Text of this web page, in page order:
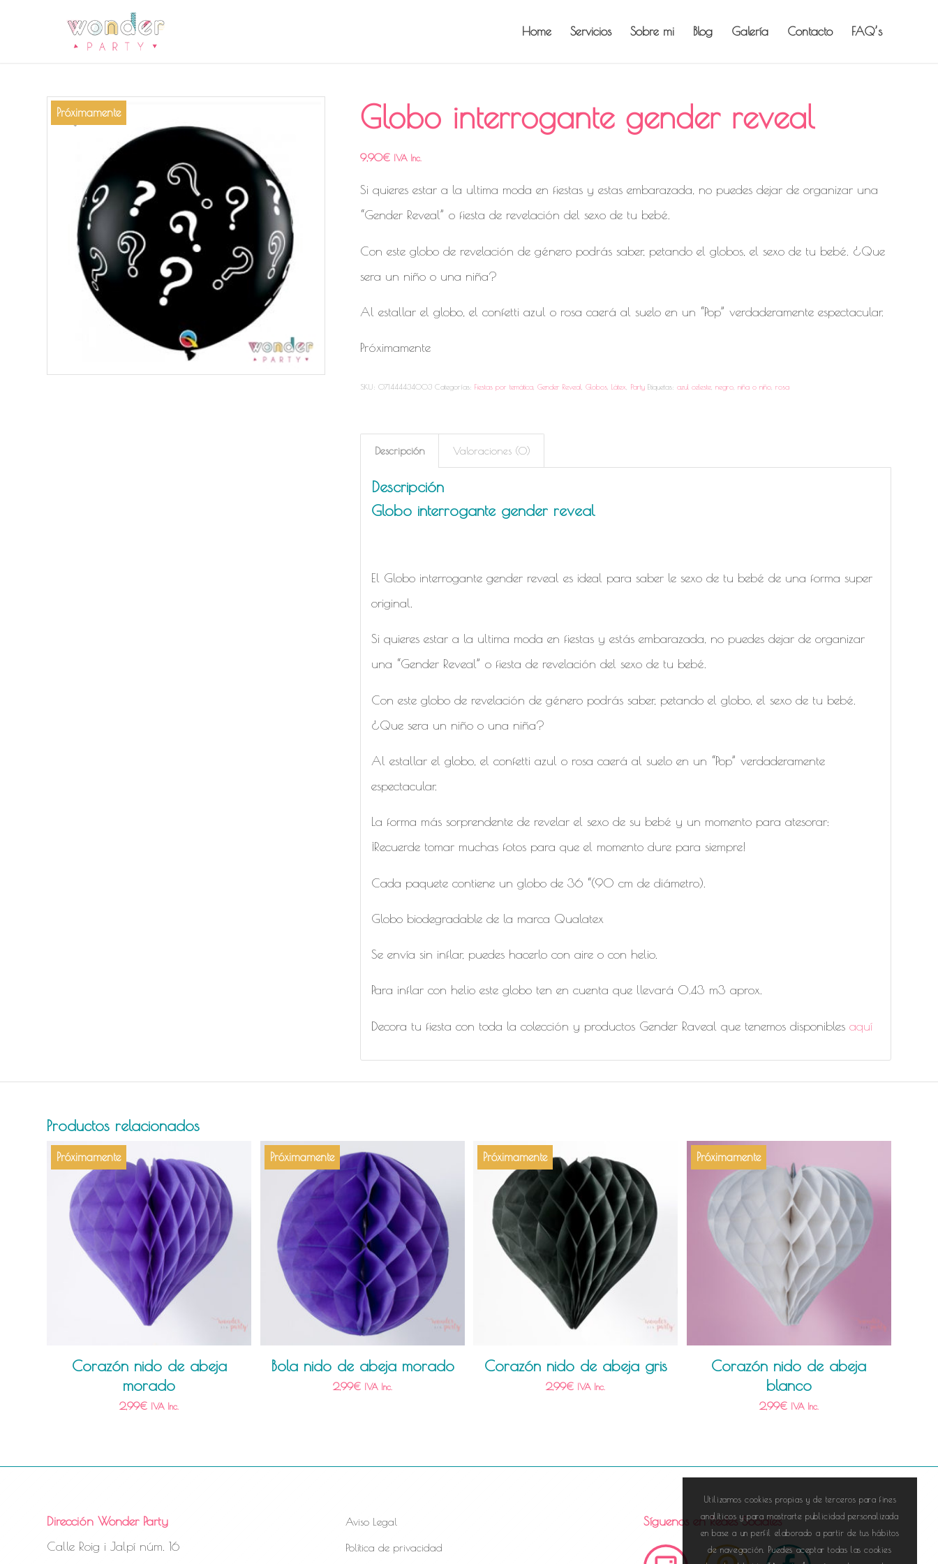
Home Servicios Sobre mi Blog Galería Contacto FAQ’s
Próximamente Globo interrogante gender reveal
9,90€ IVA Inc.
Si quieres estar a la ultima moda en fiestas y estas embarazada, no puedes dejar de organizar una
“Gender Reveal” o fiesta de revelación del sexo de tu bebé.
Con este globo de revelación de género podrás saber, petando el globos, el sexo de tu bebé. ¿Que
sera un niño o una niña?
Al estallar el globo, el confetti azul o rosa caerá al suelo en un “Pop” verdaderamente espectacular.
Próximamente
SKU:071444434003 Categorías:Fiestas por temática ,Gender Reveal ,Globos ,Látex Party Etiquetas:azul celeste ,negro ,niña o niño ,rosa
Descripción Valoraciones (0)
Descripción
Globo interrogante gender reveal
El Globo interrogante gender reveal es ideal para saber le sexo de tu bebé de una forma super
original.
Si quieres estar a la ultima moda en fiestas y estás embarazada, no puedes dejar de organizar
una “Gender Reveal” o fiesta de revelación del sexo de tu bebé.
Con este globo de revelación de género podrás saber, petando el globo, el sexo de tu bebé.
¿Que sera un niño o una niña?
Al estallar el globo, el confetti azul o rosa caerá al suelo en un “Pop” verdaderamente
espectacular.
La forma más sorprendente de revelar el sexo de su bebé y un momento para atesorar:
¡Recuerde tomar muchas fotos para que el momento dure para siempre!
Cada paquete contiene un globo de 36 “(90 cm de diámetro).
Globo biodegradable de la marca Qualatex
Se envía sin inflar, puedes hacerlo con aire o con helio.
Para inflar con helio este globo ten en cuenta que llevará 0.43 m3 aprox.
Decora tu fiesta con toda la colección y productos Gender Raveal que tenemos disponiblesaquí
Productos relacionados
Próximamente
Corazón nido de abeja
morado
2,99€ IVA Inc.
Próximamente
Bola nido de abeja morado
2,99€ IVA Inc.
Próximamente
Corazón nido de abeja gris
2,99€ IVA Inc.
Próximamente
Corazón nido de abeja
blanco
2,99€ IVA Inc.
Dirección Wonder Party
Calle Roig i Jalpí núm. 16
Aviso Legal
Política de privacidad
Síguenos en Redes Sociales
Utilizamos cookies propias y de terceros para fines
analíticos y para mostrarte publicidad personalizada
en base a un perfil elaborado a partir de tus hábitos
de navegación. Puedes aceptar todas las cookies